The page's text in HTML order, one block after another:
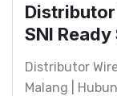
SNI
Distributor
Malang |